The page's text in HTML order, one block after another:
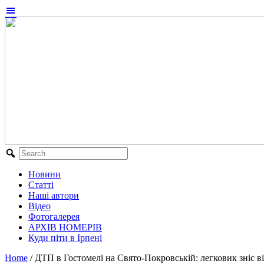
Новини
Статті
Наші автори
Відео
Фотогалерея
АРХІВ НОМЕРІВ
Куди піти в Ірпені
Home / ДТП в Гостомелі на Свято-Покровській: легковик зніс